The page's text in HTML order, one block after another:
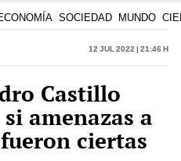
SOCIEDAD MUNDO
12 Jul 2022 | 21:46 h
Castillo
amenazas a
ciertas